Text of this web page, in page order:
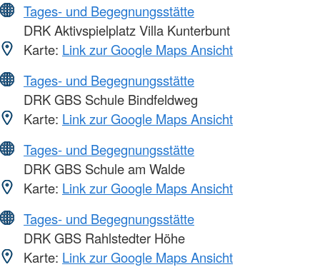
Tages- und Begegnungsstätte
DRK Aktivspielplatz Villa Kunterbunt
Karte: Link zur Google Maps Ansicht
Tages- und Begegnungsstätte
DRK GBS Schule Bindfeldweg
Karte: Link zur Google Maps Ansicht
Tages- und Begegnungsstätte
DRK GBS Schule am Walde
Karte: Link zur Google Maps Ansicht
Tages- und Begegnungsstätte
DRK GBS Rahlstedter Höhe
Karte: Link zur Google Maps Ansicht